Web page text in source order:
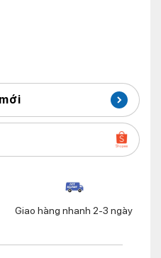
Giao hàng nhanh 2-3 ngày